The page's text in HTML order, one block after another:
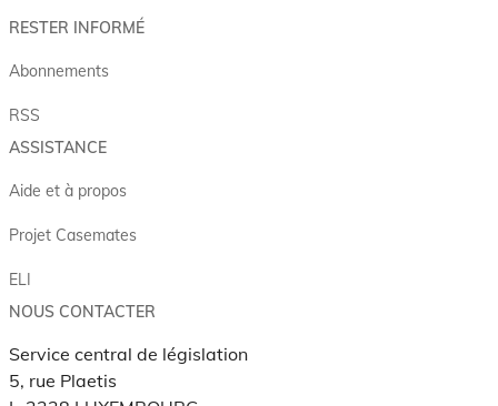
RESTER INFORMÉ
Abonnements
RSS
ASSISTANCE
Aide et à propos
Projet Casemates
ELI
NOUS CONTACTER
Service central de législation
5, rue Plaetis